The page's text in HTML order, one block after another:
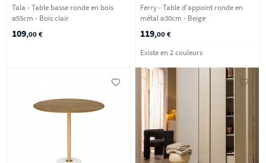
Tala - Table basse ronde en bois
ø55cm - Bois clair
109,00 €
Ferry - Table d'appoint ronde en
métal ø30cm - Beige
119,00 €
Existe en 2 couleurs